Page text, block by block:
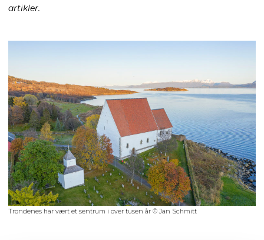
artikler.
Trondenes har vært et sentrum i over tusen år © Jan Schmitt